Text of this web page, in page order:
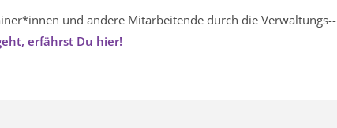
und andere Mitarbeitende durch die Verwaltungs-­
erfährst Du hier!